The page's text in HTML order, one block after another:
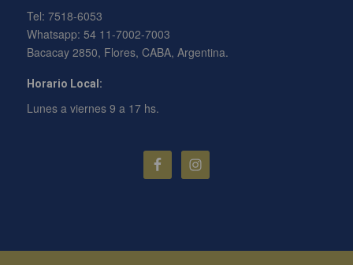
Tel: 7518-6053
Whatsapp: 54 11-7002-7003
Bacacay 2850, Flores, CABA, Argentina.
Horario Local:
Lunes a viernes 9 a 17 hs.